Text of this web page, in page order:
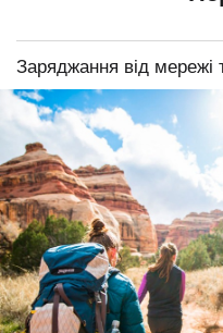
Заряджання від мережі